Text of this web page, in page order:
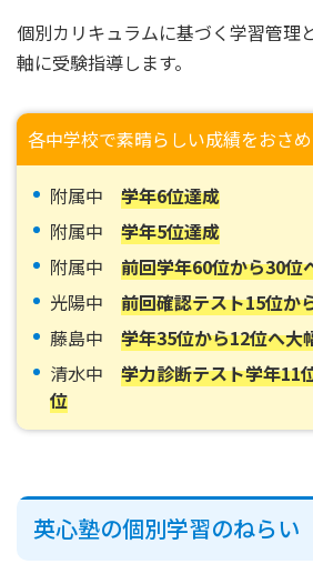
個別カリキュラムに基づく学習管理
軸に受験指導します。
各中学校で素晴らしい成績をおさめ
附属中 学年6位達成
附属中 学年5位達成
附属中 前回学年60位から30位
光陽中 前回確認テスト15位か
藤島中 学年35位から12位へ大
清水中 学力診断テスト学年11
位
英心塾の個別学習のねらい